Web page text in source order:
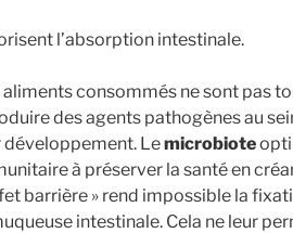
l’absorption intestinale.
aliments consommés ne sont pas
des agents pathogènes au
développement. Lemicrobiote
à préserver la santé en
barrière » rend impossible la
intestinale. Cela ne leur